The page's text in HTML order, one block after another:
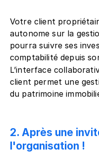
Votre client
autonome sur la
pourra suivre ses
comptabilité depuis
L’interface
client permet une
du patrimoine
2. Après une
l'organisation !